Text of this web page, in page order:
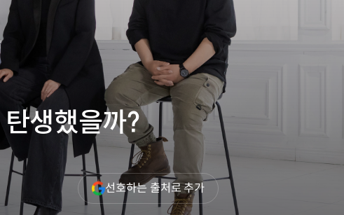
생했을까?
선호하는 출처로 추가(새
창